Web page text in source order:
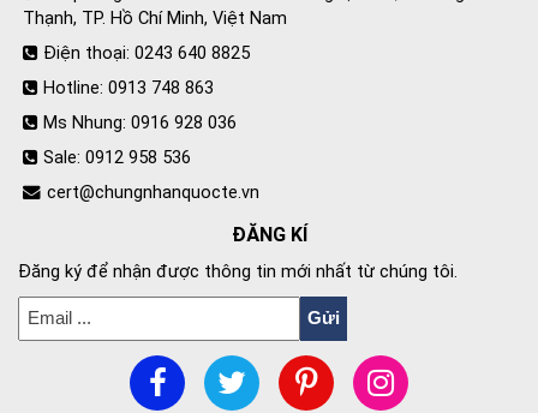
Thạnh, TP. Hồ Chí Minh, Việt Nam
Điện thoại: 0243 640 8825
Hotline: 0913 748 863
Ms Nhung: 0916 928 036
Sale: 0912 958 536
cert@chungnhanquocte.vn
ĐĂNG KÍ
Đăng ký để nhận được thông tin mới nhất từ chúng tôi.